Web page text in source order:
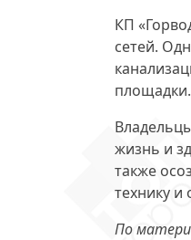
КП
сетей.
площадки.
жизнь и
также
технику
По